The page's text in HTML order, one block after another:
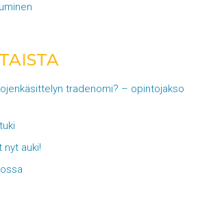
tradenomi? – opintojakso
nyt auki!